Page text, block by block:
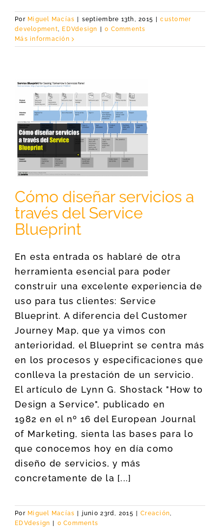
Por Miguel Macías | septiembre 13th, 2015 | customer
development
EDVdesign | 0 Comments
Más información
Cómo diseñar servicios a
través del Service
Blueprint
En esta entrada os hablaré de otra
herramienta esencial para poder
construir una excelente experiencia de
uso para tus clientes: Service
Blueprint. A diferencia del Customer
Journey Map, que ya vimos con
anterioridad, el Blueprint se centra más
en los procesos y especificaciones que
conlleva la prestación de un servicio.
El artículo de Lynn G. Shostack "How to
Design a Service", publicado en
1982 en el nº 16 del European Journal
of Marketing, sienta las bases para lo
que conocemos hoy en día como
diseño de servicios, y más
concretamente de la [...]
Por Miguel Macías junio 23rd, 2015 Creación,
EDVdesign
0 Comments